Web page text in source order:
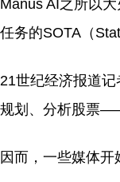
Manus AI之所以
任务的SOTA（
21世纪经济报道
规划、分析股票
因而，一些媒体开